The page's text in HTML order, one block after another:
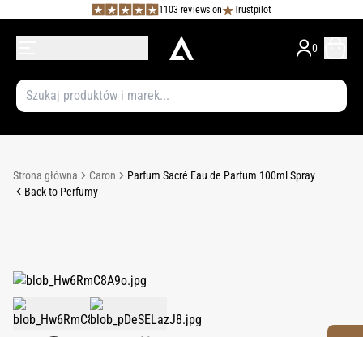
1103 reviews on Trustpilot
0
Strona główna Caron
Parfum Sacré Eau de Parfum 100ml Spray
Back to Perfumy